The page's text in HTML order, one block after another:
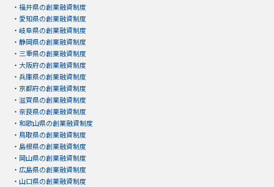
・ 福井県の創業融資制度
・ 愛知県の創業融資制度
・ 岐阜県の創業融資制度
・ 静岡県の創業融資制度
・ 三重県の創業融資制度
・ 大阪府の創業融資制度
・ 兵庫県の創業融資制度
・ 京都府の創業融資制度
・ 滋賀県の創業融資制度
・ 奈良県の創業融資制度
・ 和歌山県の創業融資制度
・ 鳥取県の創業融資制度
・ 島根県の創業融資制度
・ 岡山県の創業融資制度
・ 広島県の創業融資制度
・ 山口県の創業融資制度